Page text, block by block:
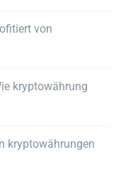
von
kryptowährung
kryptowährungen